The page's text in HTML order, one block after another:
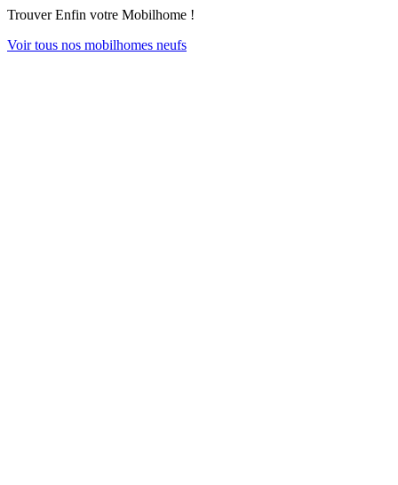
Trouver Enfin votre Mobilhome !
Voir tous nos mobilhomes neufs